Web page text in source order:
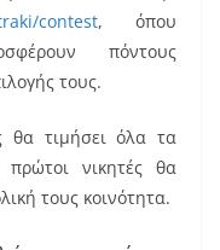
contest, όπου
πόντους
τους.
θα τιμήσει όλα τα
νικητές θα
τους κοινότητα.